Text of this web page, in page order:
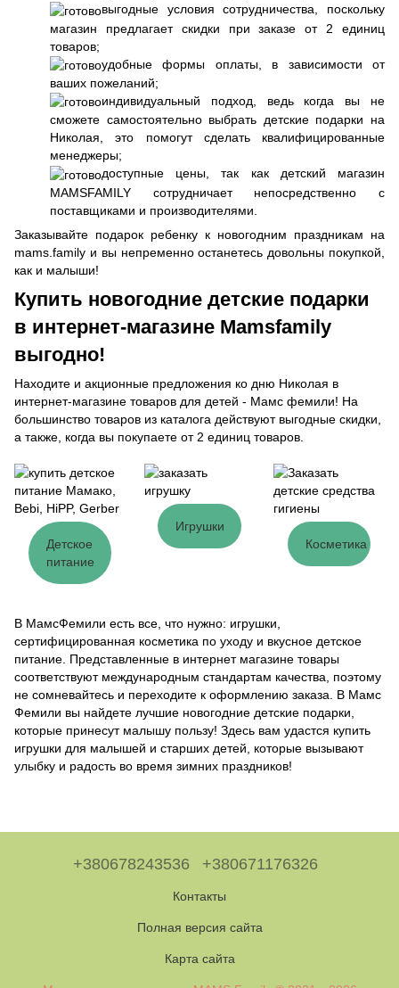
выгодные условия сотрудничества, поскольку
магазин предлагает скидки при заказе от 2 единиц
товаров;
удобные формы оплаты, в зависимости от
ваших пожеланий;
индивидуальный подход, ведь когда вы не
сможете самостоятельно выбрать детские подарки на
Николая, это помогут сделать квалифицированные
менеджеры;
доступные цены, так как детский магазин
MAMSFAMILY сотрудничает непосредственно с
поставщиками и производителями.
Заказывайте подарок ребенку к новогодним праздникам на
mams.family и вы непременно останетесь довольны покупкой,
как и малыши!
Купить новогодние детские подарки
в интернет-магазине Mamsfamily
выгодно!
Находите и акционные предложения ко дню Николая в
интернет-магазине товаров для детей - Мамс фемили! На
большинство товаров из каталога действуют выгодные скидки,
а также, когда вы покупаете от 2 единиц товаров.
Детское
питание
Игрушки
Косметика
В МамсФемили есть все, что нужно: игрушки,
сертифицированная косметика по уходу и вкусное детское
питание. Представленные в интернет магазине товары
соответствуют международным стандартам качества, поэтому
не сомневайтесь и переходите к оформлению заказа. В Мамс
Фемили вы найдете лучшие новогодние детские подарки,
которые принесут малышу пользу! Здесь вам удастся купить
игрушки для малышей и старших детей, которые вызывают
улыбку и радость во время зимних праздников!
+380678243536 +380671176326
Контакты
Полная версия сайта
Карта сайта